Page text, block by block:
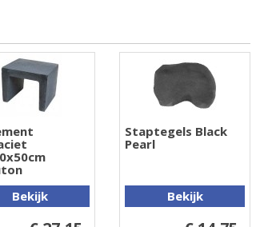
Bekijk
Staptegels Black
Pearl
Bekijk